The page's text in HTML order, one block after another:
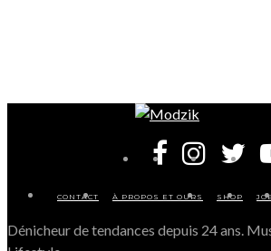
CONTACT À PROPOS ET OURS SHOP
Dénicheur de tendances depuis 24 ans.